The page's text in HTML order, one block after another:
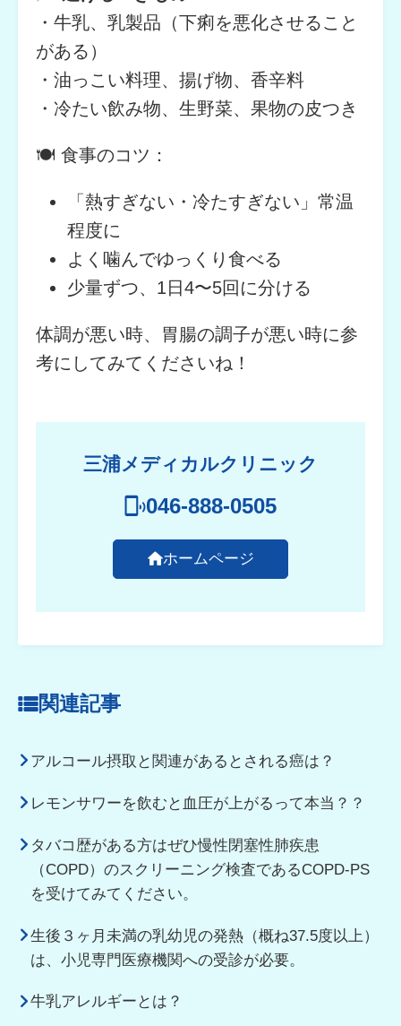
・牛乳、乳製品（下痢を悪化させること
がある）
・油っこい料理、揚げ物、香辛料
・冷たい飲み物、生野菜、果物の皮つき
🍽 食事のコツ：
「熱すぎない・冷たすぎない」常温
程度に
よく噛んでゆっくり食べる
少量ずつ、1日4〜5回に分ける
体調が悪い時、胃腸の調子が悪い時に参
考にしてみてくださいね！
三浦メディカルクリニック
046-888-0505
ホームページ
関連記事
アルコール摂取と関連があるとされる癌は？
レモンサワーを飲むと血圧が上がるって本当？？
タバコ歴がある方はぜひ慢性閉塞性肺疾患
（COPD）のスクリーニング検査であるCOPD-PS
を受けてみてください。
生後３ヶ月未満の乳幼児の発熱（概ね37.5度以上）
は、小児専門医療機関への受診が必要。
牛乳アレルギーとは？